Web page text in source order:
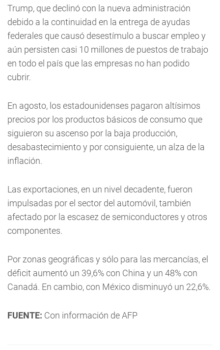
Trump, que declinó con la nueva administración
debido a la continuidad en la entrega de ayudas
federales que causó desestímulo a buscar empleo y
aún persisten casi 10 millones de puestos de trabajo
en todo el país que las empresas no han podido
cubrir.
En agosto, los estadounidenses pagaron altísimos
precios por los productos básicos de consumo que
siguieron su ascenso por la baja producción,
desabastecimiento y por consiguiente, un alza de la
inflación.
Las exportaciones, en un nivel decadente, fueron
impulsadas por el sector del automóvil, también
afectado por la escasez de semiconductores y otros
componentes.
Por zonas geográficas y sólo para las mercancías, el
déficit aumentó un 39,6% con China y un 48% con
Canadá. En cambio, con México disminuyó un 22,6%.
FUENTE: Con información de AFP